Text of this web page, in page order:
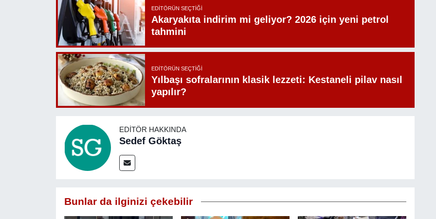
EDITÖRÜN SEÇTIĞI
Akaryakıta indirim mi geliyor? 2026 için yeni petrol
tahmini
EDITÖRÜN SEÇTIĞI
Yılbaşı sofralarının klasik lezzeti: Kestaneli pilav nasıl
yapılır?
EDITÖR HAKKINDA
Sedef Göktaş
Bunlar da ilginizi çekebilir